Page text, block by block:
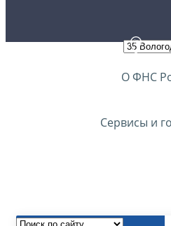
О ФНС
Сервисы и